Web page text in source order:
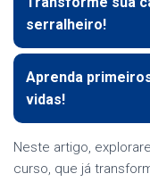
serralheiro!
Aprenda
vidas!
Neste artigo,
curso, que já